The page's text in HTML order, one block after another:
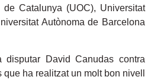
Catalunya (UOC), Universitat
Autònoma de Barcelona
David Canudas contra
ha realitzat un molt bon nivell